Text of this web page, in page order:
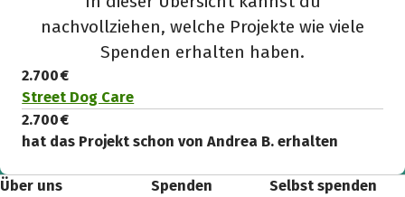
nachvollziehen, welche Projekte wie viele
Spenden erhalten haben.
2.700 €
Street Dog Care
2.700 €
hat das Projekt schon von Andrea B. erhalten
Über uns
Spenden
Selbst spenden